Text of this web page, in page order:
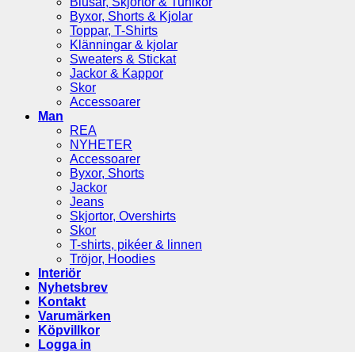
Byxor, Shorts & Kjolar
Toppar, T-Shirts
Klänningar & kjolar
Sweaters & Stickat
Jackor & Kappor
Skor
Accessoarer
Man
REA
NYHETER
Accessoarer
Byxor, Shorts
Jackor
Jeans
Skjortor, Overshirts
Skor
T-shirts, pikéer & linnen
Tröjor, Hoodies
Interiör
Nyhetsbrev
Kontakt
Varumärken
Köpvillkor
Logga in